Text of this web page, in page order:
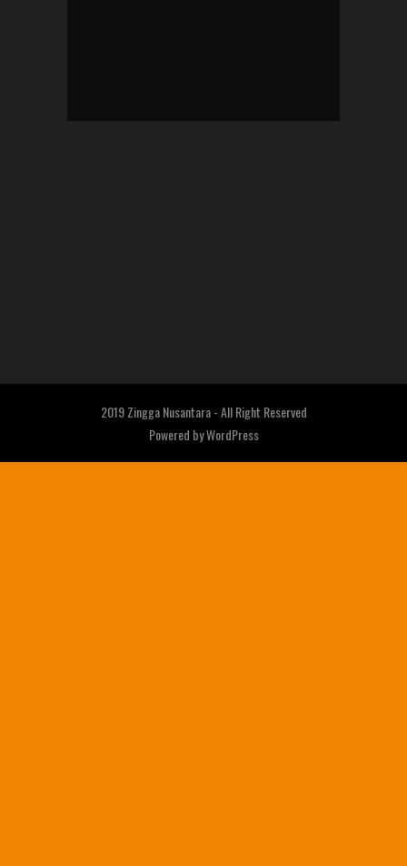
2019 Zingga Nusantara - All Right Reserved
Powered byWordPress